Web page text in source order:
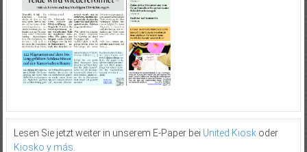
Lesen Sie jetzt weiter in unserem E-Paper bei United Kioskoder
Kiosko y más